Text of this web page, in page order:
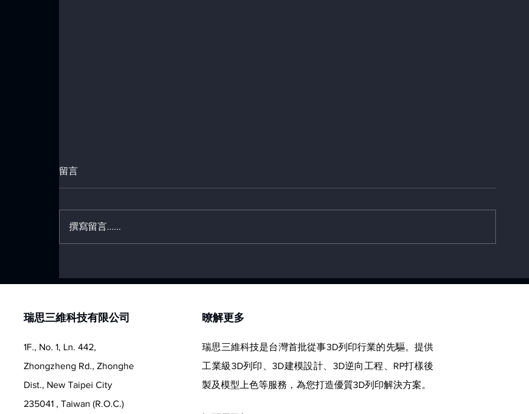
3D 列印 12 天蓋好社宅
爭議，承諾“開發者模式”
留言
撰寫留言......
瑞思三維科技有限公司
1F., No. 1, Ln. 442,
Zhongzheng Rd., Zhonghe
Dist., New Taipei City
235041 , Taiwan (R.O.C.)
​暸解更多
瑞思三維科技是台灣首批從事3D列印行業的先驅。提供
工業級3D列印、3D建模設計、3D逆向工程、RP打樣後
製及模型上色等服務，為您打造優質3D列印解決方案。